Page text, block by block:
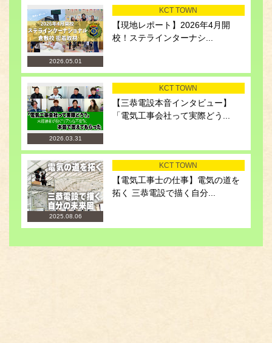
2026.05.01
KCT TOWN
【現地レポート】2026年4月開
校！ステラインターナシ...
2026.03.31
KCT TOWN
【三恭電設本音インタビュー】
「電気工事会社って実際どう...
2025.08.06
KCT TOWN
【電気工事士の仕事】電気の道を
拓く 三恭電設で描く自分...